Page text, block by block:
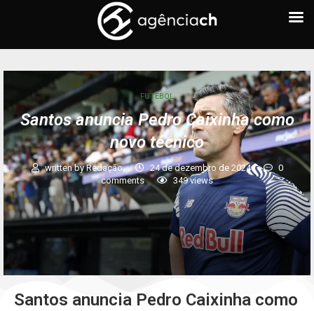
FUTEBOL
Santos anuncia Pedro Caixinha como
novo técnico
written byRedação 24 de dezembro de 2024
0
comments
349views
Santos anuncia Pedro Caixinha como